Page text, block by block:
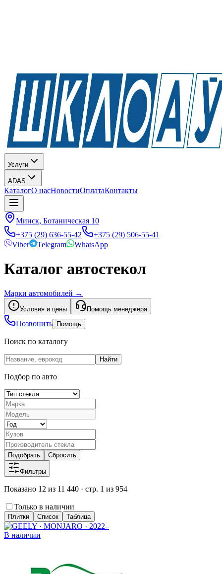
Услуги
ADAS
КаталогО насНовостиОплатаКонтакты
Минск, Ботаническая 10
+375 (29) 636-55-42
+375 (29) 506-55-41
Viber
Telegram WhatsApp
Каталог автостекол
Марки автомобилей →
Условия и цены Помощь менеджера
Позвонить Помощь
Поиск по каталогу
Найти
Подбор по авто
Подобрать Сбросить
Фильтры
Показано 12 из 11 440 · стр. 1 из 954
Только в наличии
Плитки Список Таблица
В наличии